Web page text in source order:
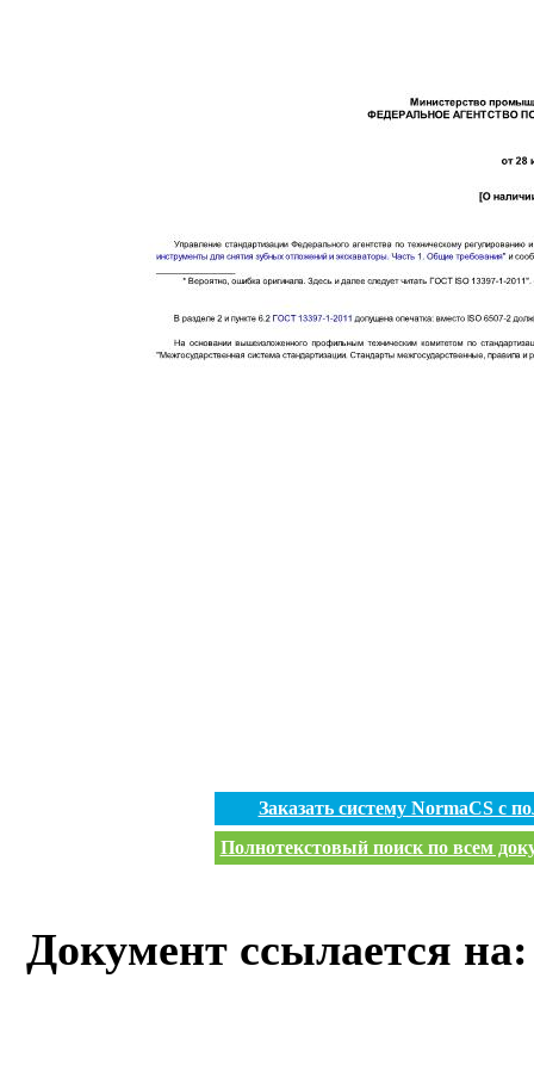
Заказать систему NormaCS с
Полнотекстовый поиск по всем
Документ ссылается на: